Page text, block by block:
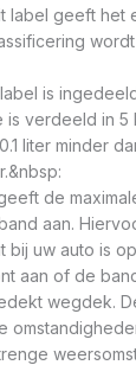
label geeft het
is
verdeeld in 5
liter minder
de
aan.
bij uw auto is
aan of de
wegdek.